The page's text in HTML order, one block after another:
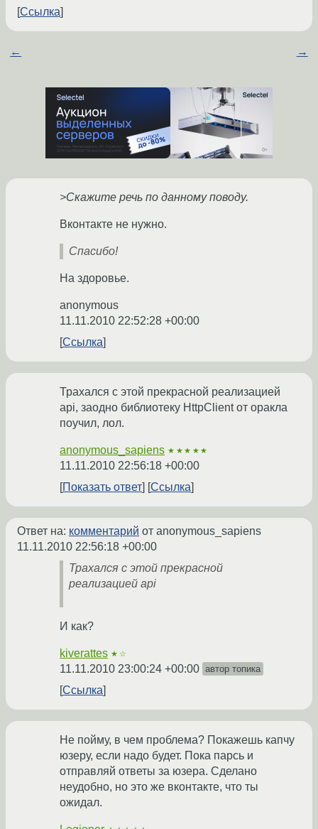
Ссылка
← →
>Скажите речь по данному поводу.
Вконтакте не нужно.
Спасибо!
На здоровье.
anonymous
11.11.2010 22:52:28 +00:00
Ссылка
Трахался с этой прекрасной реализацией
api, заодно библиотеку HttpClient от оракла
поучил, лол.
anonymous_sapiens ★★★★★
11.11.2010 22:56:18 +00:00
Показать ответ
Ссылка
Ответ на: комментарий от anonymous_sapiens
11.11.2010 22:56:18 +00:00
Трахался с этой прекрасной
реализацией api
И как?
kiverattes ★☆
11.11.2010 23:00:24 +00:00 автор топика
Ссылка
Не пойму, в чем проблема? Покажешь капчу
юзеру, если надо будет. Пока парсь и
отправляй ответы за юзера. Сделано
неудобно, но это же вконтакте, что ты
ожидал.